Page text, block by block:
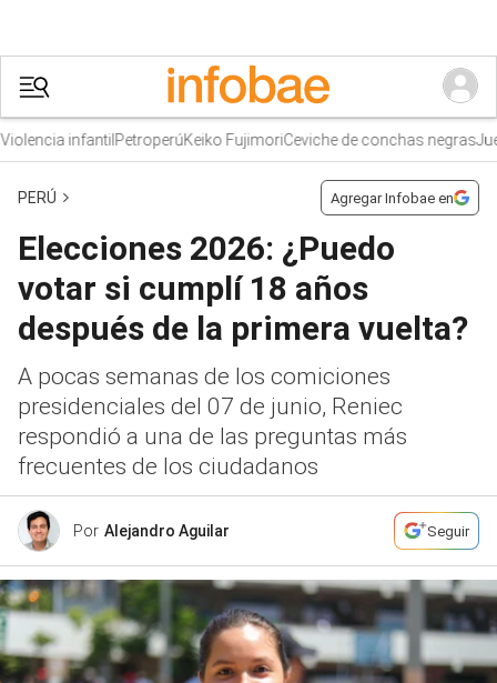
infantilPetroperúKeiko FujimoriCeviche de conchas negras
PERÚ Agregar Infobae en
Elecciones 2026: ¿Puedo
votar si cumplí 18 años
después de la primera vuelta?
A pocas semanas de los comiciones
presidenciales del 07 de junio, Reniec
respondió a una de las preguntas más
frecuentes de los ciudadanos
Por Alejandro Aguilar Seguir